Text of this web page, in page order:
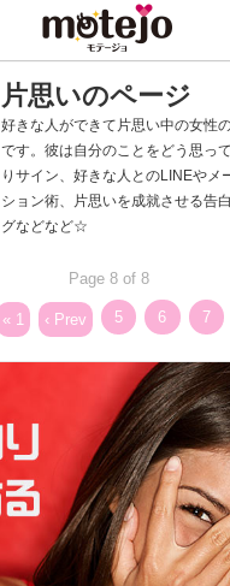
片思いのページ
好きな人ができて片思い中の女性
です。彼は自分のことをどう思っ
りサイン、好きな人とのLINEやメ
ション術、片思いを成就させる告
グなどなど☆
Page 8 of 8
« 1 ‹ Prev 5 6 7